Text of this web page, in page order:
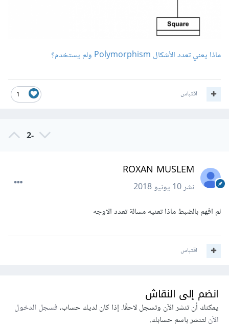
ماذا يعني تعدد الأشكال Polymorphism ولم يستخدم؟
1 اقتباس
-2
ROXAN MUSLEM
نشر10 يونيو 2018
لم افهم بالضبط ماذا تعنيه مسالة تعدد الاوجه
اقتباس
انضم إلى النقاش
يمكنك أن تنشر الآن وتسجل لاحقًا. إذا كان لديك حساب،فسجل الدخول
الآنلتنشر باسم حسابك.